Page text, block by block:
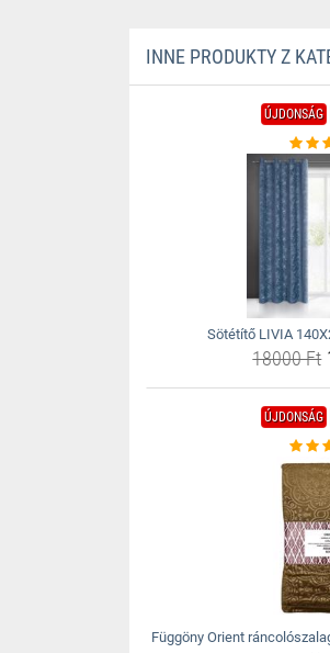
INNE PRODUKTY Z
ÚJDONSÁG
Sötétítő LIVIA
18000 Ft
ÚJDONSÁG
Függöny Orient